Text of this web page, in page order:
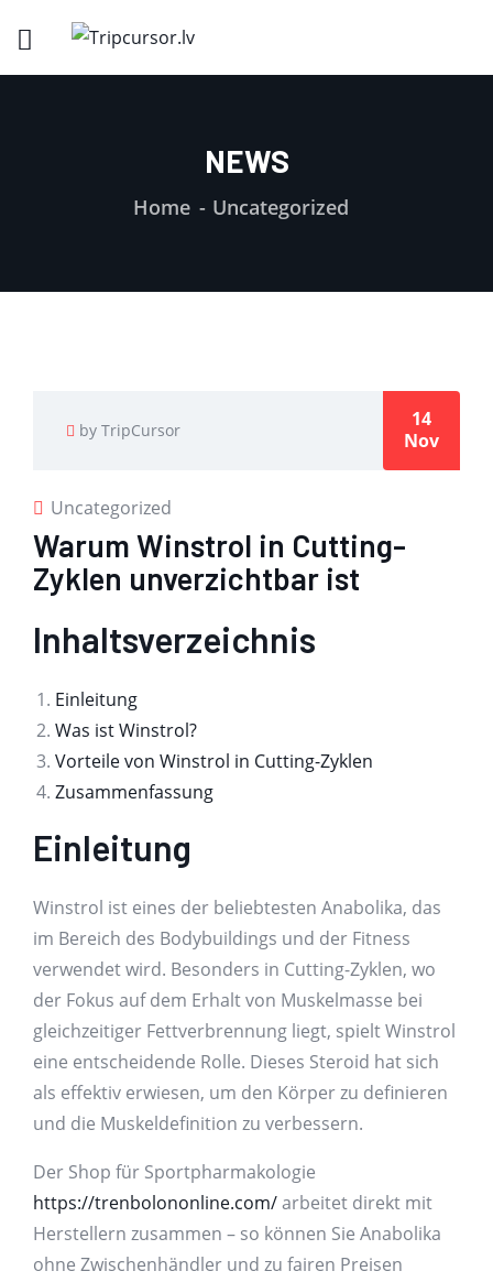
NEWS
Home Uncategorized
by TripCursor
14
Nov
Uncategorized
Warum Winstrol in Cutting-
Zyklen unverzichtbar ist
Inhaltsverzeichnis
Einleitung
Was ist Winstrol?
Vorteile von Winstrol in Cutting-Zyklen
Zusammenfassung
Einleitung
Winstrol ist eines der beliebtesten Anabolika, das
im Bereich des Bodybuildings und der Fitness
verwendet wird. Besonders in Cutting-Zyklen, wo
der Fokus auf dem Erhalt von Muskelmasse bei
gleichzeitiger Fettverbrennung liegt, spielt Winstrol
eine entscheidende Rolle. Dieses Steroid hat sich
als effektiv erwiesen, um den Körper zu definieren
und die Muskeldefinition zu verbessern.
Der Shop für Sportpharmakologie
https://trenbolononline.com/arbeitet direkt mit
Herstellern zusammen – so können Sie Anabolika
ohne Zwischenhändler und zu fairen Preisen